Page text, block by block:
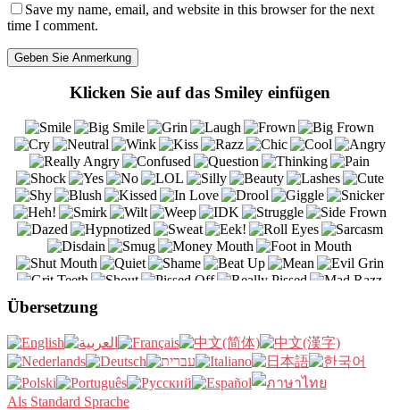
Save my name, email, and website in this browser for the next
time I comment.
Klicken Sie auf das Smiley einfügen
Übersetzung
Als Standard Sprache